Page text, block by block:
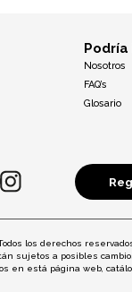
Nosotros
FAQ’s
Glosario
los derechos
sujetos a posibles
en está página web,